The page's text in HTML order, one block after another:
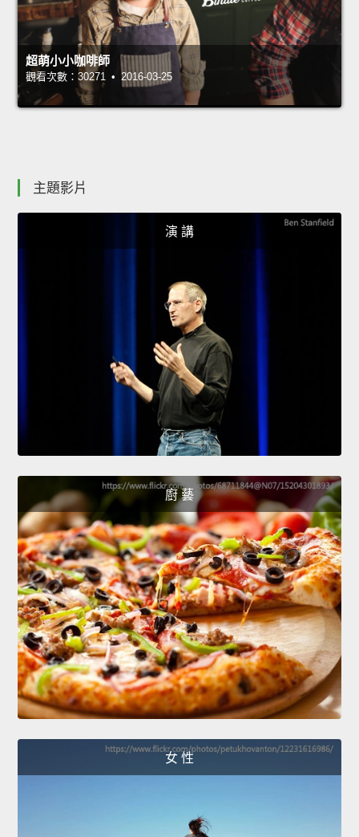
超萌小小咖啡師
觀看次數：30271 • 2016-03-25
主題影片
演 講
廚 藝
女 性